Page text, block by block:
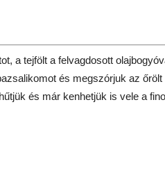
a tejfölt a felvagdosott
és megszórjuk az
és már kenhetjük is vele a